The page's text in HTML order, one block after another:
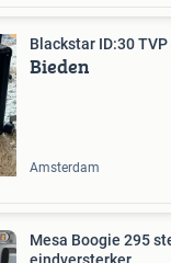
Blackstar ID:30 TVP
Bieden
Amsterdam
Mesa Boogie 295